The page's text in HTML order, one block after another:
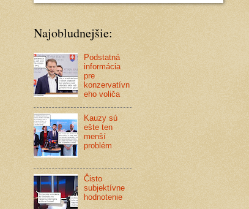
Najobludnejšie:
Podstatná
informácia
pre
konzervatívn
eho voliča
Kauzy sú
ešte ten
menší
problém
Čisto
subjektívne
hodnotenie